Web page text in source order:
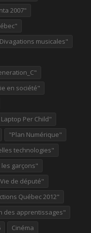
2007"
musicales"
en société"
Per Child"
"Plan Numérique"
technologies"
garçons"
de député"
Québec 2012"
des apprentissages"
Cinéma